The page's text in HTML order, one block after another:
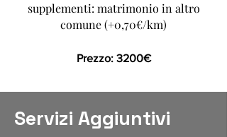
supplementi: matrimonio in altro
comune (+0,70€/km)
Prezzo: 3200€
Servizi Aggiuntivi